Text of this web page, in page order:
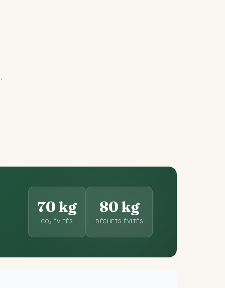
70 kg
CO₂ ÉVITÉS
80 kg
DÉCHETS ÉVITÉS